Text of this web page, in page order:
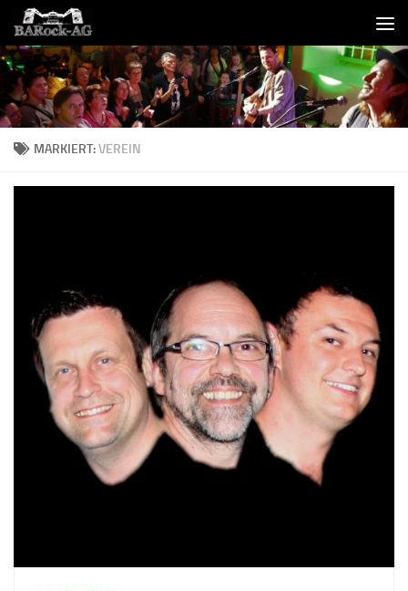
Skip to content
MARKIERT:VEREIN